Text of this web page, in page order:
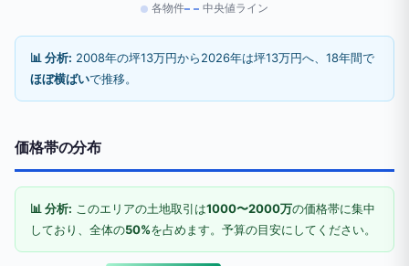
各物件 中央値ライン
📊 分析: 2008年の坪13万円から2026年は坪13万円へ、18年間で
ほぼ横ばいで推移。
価格帯の分布
📊 分析: このエリアの土地取引は1000〜2000万の価格帯に集中
しており、全体の50%を占めます。予算の目安にしてください。